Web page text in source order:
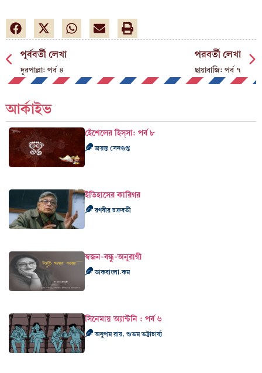
পূর্ববর্তী লেখা
দূরপাল্লা: পর্ব ৪
পরবর্তী লেখা
ছায়াবাজি: পর্ব ৭
আর্কাইভ
হেঁশেলের হিস্‌সা: পর্ব ৮
জয়ন্ত সেনগুপ্ত
ইতিহাসের কারিগর
রণবীর চক্রবর্তী
স্বজন-বন্ধু-অনুরাগী
ডাকবাংলা.কম
সিনেমায় অ্যান্টনি : পর্ব ৬
অনুপম রায়, শুভম ভট্টাচার্য্য